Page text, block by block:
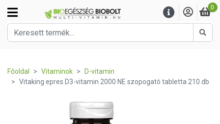
0
Főoldal Vitaminok
D-vitamin
Vitaking epres D3-vitamin 2000 NE szopogató tabletta 210 db